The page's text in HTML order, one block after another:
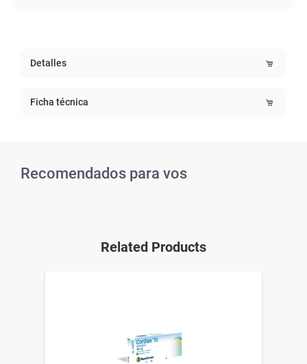
Detalles
Ficha técnica
Recomendados para vos
Related Products